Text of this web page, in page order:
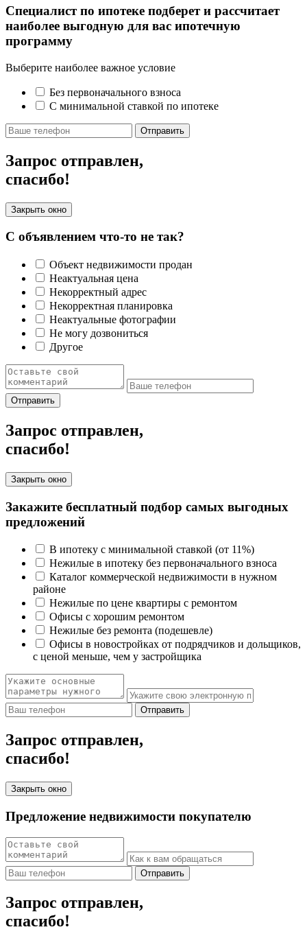
Специалист по ипотеке подберет и рассчитает
наиболее выгодную для вас ипотечную
программу
Выберите наиболее важное условие
Без первоначального взноса
С минимальной ставкой по ипотеке
Отправить
Запрос отправлен,
спасибо!
Закрыть окно
С объявлением что-то не так?
Объект недвижимости продан
Неактуальная цена
Некорректный адрес
Некорректная планировка
Неактуальные фотографии
Не могу дозвониться
Другое
Отправить
Запрос отправлен,
спасибо!
Закрыть окно
Закажите бесплатный подбор самых выгодных
предложений
В ипотеку с минимальной ставкой (от 11%)
Нежилые в ипотеку без первоначального взноса
Каталог коммерческой недвижимости в нужном
районе
Нежилые по цене квартиры с ремонтом
Офисы с хорошим ремонтом
Нежилые без ремонта (подешевле)
Офисы в новостройках от подрядчиков и дольщиков,
с ценой меньше, чем у застройщика
Отправить
Запрос отправлен,
спасибо!
Закрыть окно
Предложение недвижимости покупателю
Отправить
Запрос отправлен,
спасибо!